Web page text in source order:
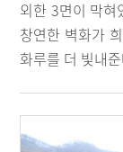
외한 3면이 막혀
창연한 벽화가
화루를 더 빛내